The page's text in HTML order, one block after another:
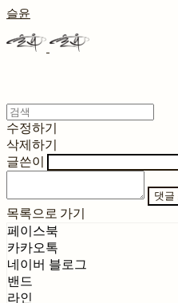
슬윤
수정하기
삭제하기
글쓴이
댓글
목록으로 가기
페이스북
카카오톡
네이버 블로그
밴드
라인